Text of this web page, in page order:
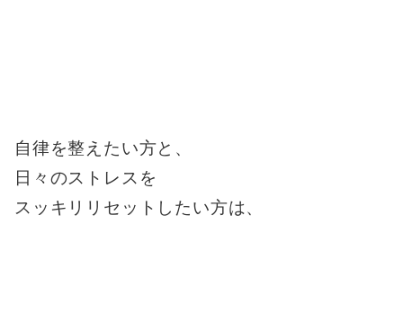
自律を整えたい方と、
日々のストレスを
スッキリリセットしたい方は、